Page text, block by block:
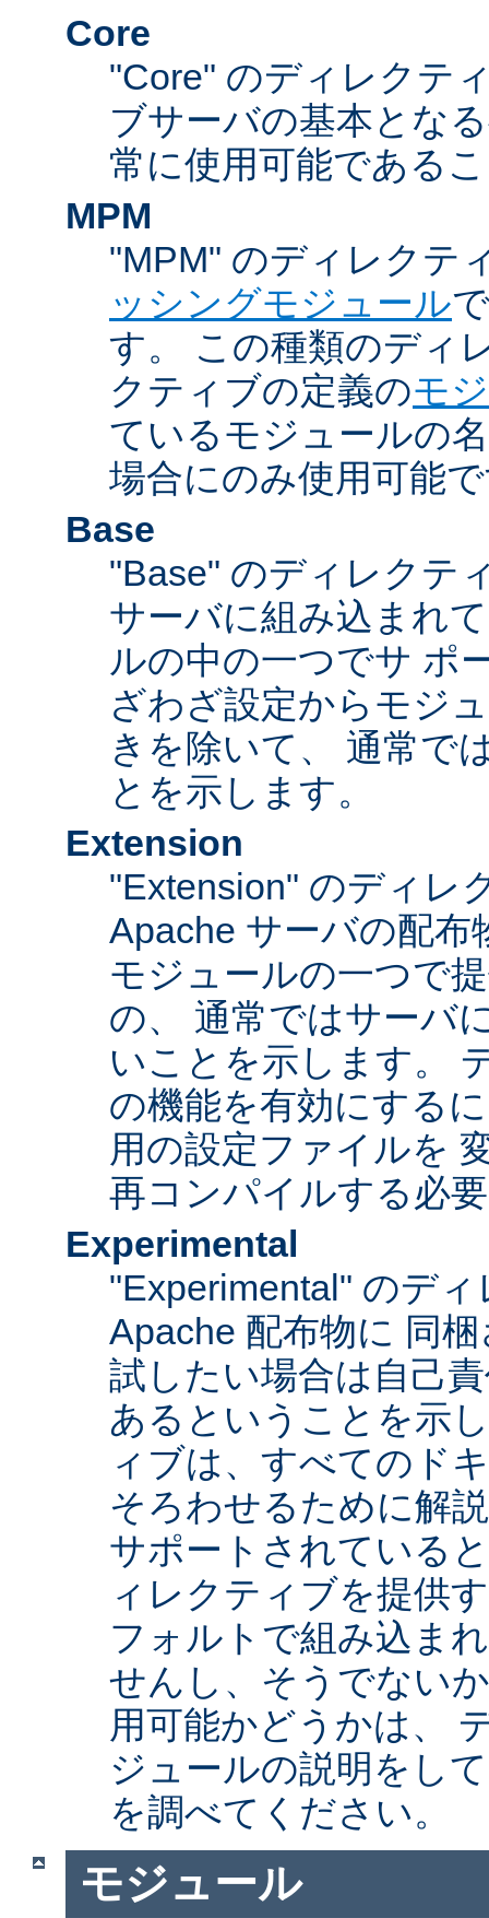
Core
"Core" のディレクテ
ブサーバの基本とな
常に使用可能である
MPM
"MPM" のディレクテ
ッシングモジュール
す。 この種類のディ
クティブの定義のモ
ているモジュールの
場合にのみ使用可能
Base
"Base" のディレクテ
サーバに組み込まれ
ルの中の一つでサ ポ
ざわざ設定からモジ
きを除いて、 通常で
とを示します。
Extension
"Extension" のディレ
Apache サーバの配布
モジュールの一つで
の、 通常ではサーバ
いことを示します。
の機能を有効にする
用の設定ファイルを
再コンパイルする必
Experimental
"Experimental" のデ
Apache 配布物に 同
試したい場合は自己
あるということを示
ィブは、すべてのド
そろわせるために解
サポートされている
ィレクティブを提供
フォルトで組み込ま
せんし、そうでない
用可能かどうかは、
ジュールの説明をし
を調べてください。
モジュール